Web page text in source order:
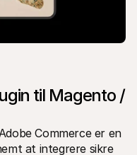
til Magento /
Commerce er en
at integrere sikre